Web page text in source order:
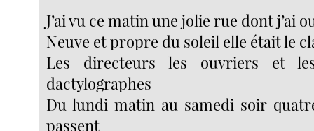
J’ai vu ce matin une jolie rue dont j’ai
Neuve et propre du soleil elle était le
Les directeurs les ouvriers et
dactylographes
Du lundi matin au samedi soir
passent